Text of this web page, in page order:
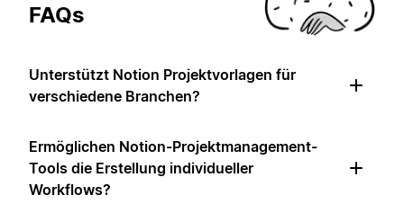
FAQs
Unterstützt Notion Projektvorlagen für
verschiedene Branchen?
Ermöglichen Notion-Projektmanagement-
Tools die Erstellung individueller
Workflows?